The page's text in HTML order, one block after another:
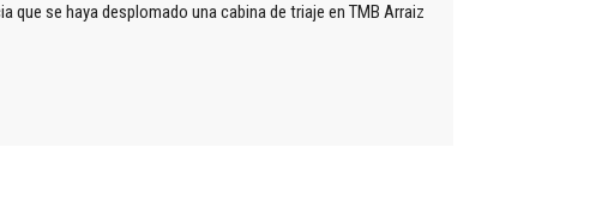
que se haya desplomado una cabina de triaje en TMB Arraiz